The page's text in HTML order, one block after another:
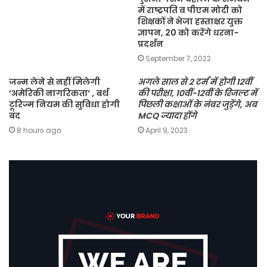
में राष्ट्रपति व पीएम मोदी को
शिक्षकों ने भेजा हस्ताक्षर युक्त
ज्ञापन, 20 को करेंगे धरना-
प्रदर्शन
September 7, 2022
जन्म लेने से नहीं मिलेगी
‘अमेरिकी नागरिकता’ , बर्थ
टूरिज्म नियम की सुविधा होगी
बंद
8 hours ago
अगले साल से 2 टर्म में होगी 12वीं
की परीक्षा, 10वीं-12वीं के रिजल्ट में
पिछली कक्षाओं के नंबर जुड़ेंगे, अब
MCQ ज्यादा होंगे
April 9, 2023